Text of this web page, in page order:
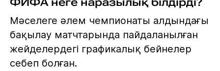
Мәселеге әлем чемпионаты алдындағы
бақылау матчтарында пайдаланылған
жейделердегі графикалық бейнелер
себеп болған.